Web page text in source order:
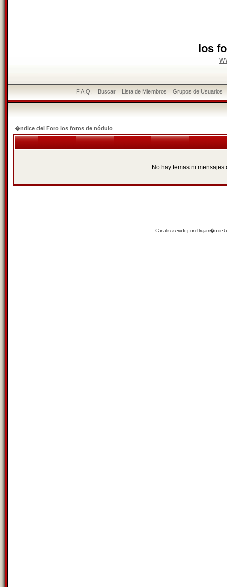
los
F.A.Q. Buscar Lista de Miembros Grupos de Usuarios
�ndice del Foro los foros de nódulo
No hay temas ni
Canalrssservido por eltrujam�nde